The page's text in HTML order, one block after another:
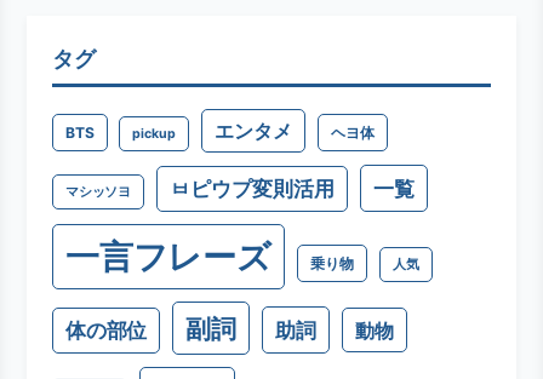
タグ
BTS pickup エンタメ ヘヨ体
マシッソヨ ㅂピウプ変則活用 一覧
一言フレーズ 乗り物 人気
体の部位 副詞 助詞 動物